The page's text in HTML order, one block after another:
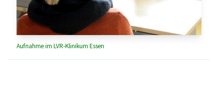
Aufnahme im LVR-Klinikum Essen